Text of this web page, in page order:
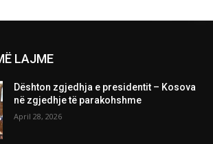
LAJME
Dështon zgjedhja e presidentit – Kosova
në zgjedhje të parakohshme
April 28, 2026